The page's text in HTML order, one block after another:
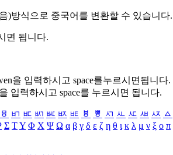
)방식으로 중국어를 변환할 수 있습니다.
면 됩니다.
을 입력하시고 space를누르시면됩니다.
을 입력하시고 space를 누르시면 됩니다.
ㅱ ㅲ ㅳ ㅴ ㅵ ㅶ ㅷ ㅸ ㅹ ㅺ ㅻ ㅼ ㅽ ㅾ ㅿ
Σ ΤΥ Φ Χ Ψ Ω α β γ δ ε ζ η θ ι κ λ μ ν ξ ο π